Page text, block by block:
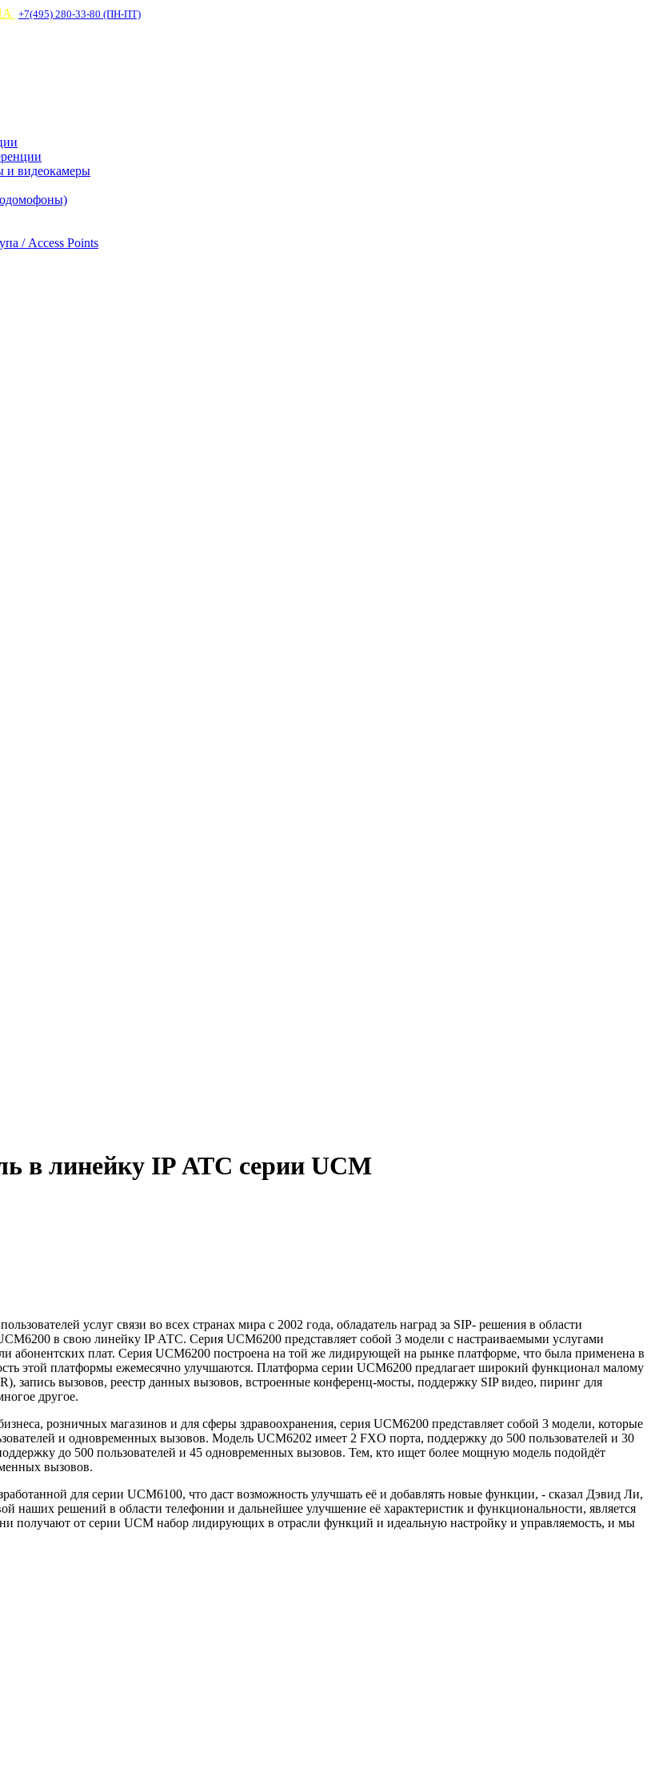
+7(495) 280-33-80 (ПН-ПТ)
и видеокамеры
/ Access Points
в линейку IP АТС серии UCM
услуг связи во всех странах мира с 2002 года, обладатель наград за SIP- решения в области
в свою линейку IP АТС. Серия UCM6200 представляет собой 3 модели с настраиваемыми услугами
плат. Серия UCM6200 построена на той же лидирующей на рынке платформе, что была применена в
этой платформы ежемесячно улучшаются. Платформа серии UCM6200 предлагает широкий функционал малому
запись вызовов, реестр данных вызовов, встроенные конференц-мосты, поддержку SIP видео, пиринг для
другое.
розничных магазинов и для сферы здравоохранения, серия UCM6200 представляет собой 3 модели, которые
и одновременных вызовов. Модель UCM6202 имеет 2 FXO порта, поддержку до 500 пользователей и 30
до 500 пользователей и 45 одновременных вызовов. Тем, кто ищет более мощную модель подойдёт
вызовов.
для серии UCM6100, что даст возможность улучшать её и добавлять новые функции, - сказал Дэвид Ли,
наших решений в области телефонии и дальнейшее улучшение её характеристик и функциональности, является
получают от серии UCM набор лидирующих в отрасли функций и идеальную настройку и управляемость, и мы